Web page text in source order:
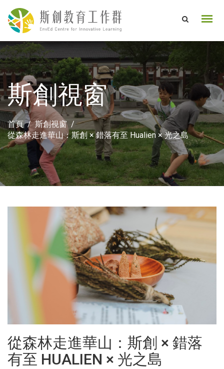
斯創視窗
首頁
斯創視窗
從森林走進華山：斯創 × 錯落有至 Hualien × 光之島
從森林走進華山：斯創 × 錯落
有至 HUALIEN × 光之島